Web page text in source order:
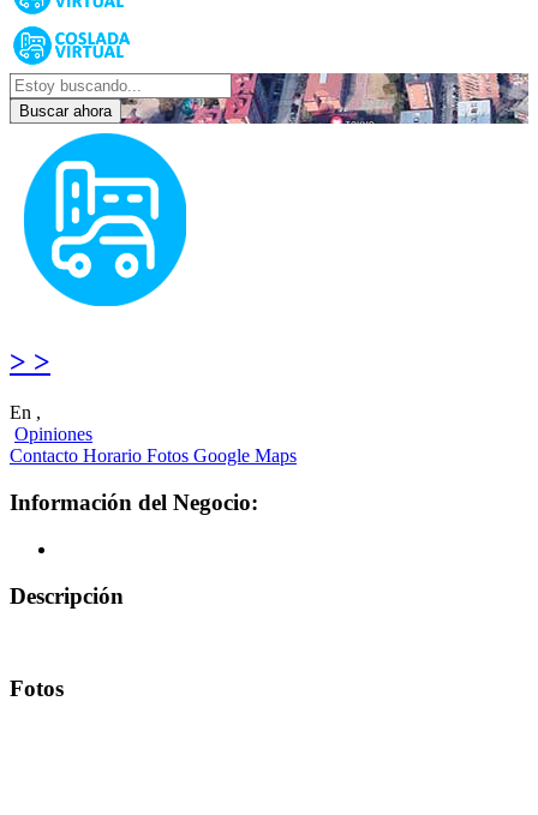
Buscar ahora
> >
En ,
Opiniones
Contacto Horario Fotos Google Maps
Información del Negocio:
Descripción
Fotos